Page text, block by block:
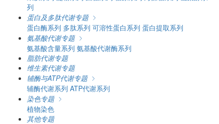
列
蛋白及多肽代谢专题
蛋白酶系列 多肽系列 可溶性蛋白系列 蛋白提取系列
氨基酸代谢专题
氨基酸含量系列 氨基酸代谢酶系列
脂肪代谢专题
维生素代谢专题
辅酶与ATP代谢专题
辅酶代谢系列 ATP代谢系列
染色专题
植物染色
其他专题